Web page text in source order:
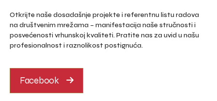
Otkrijte naše dosadašnje projekte i referentnu listu radova
na društvenim mrežama – manifestacija naše stručnosti i
posvećenosti vrhunskoj kvaliteti. Pratite nas za uvid u našu
profesionalnost i raznolikost postignuća.
Facebook